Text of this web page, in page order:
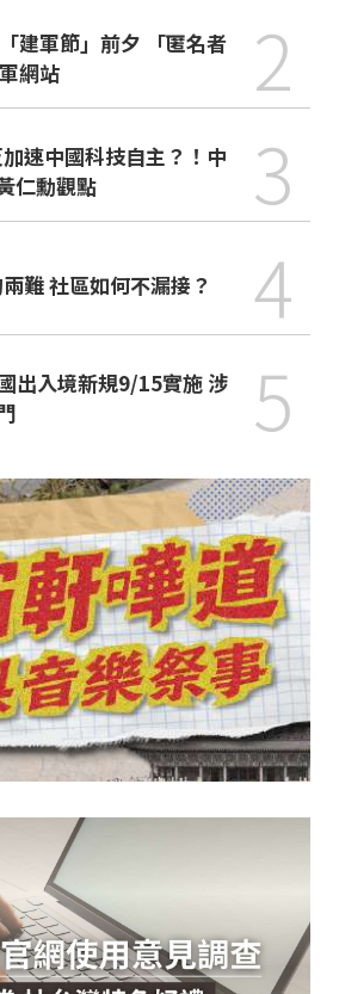
建軍節」前夕 「匿名者
網站
2
仁勳觀點
3
難 社區如何不漏接？ 4
出入境新規9/15實施 涉
5